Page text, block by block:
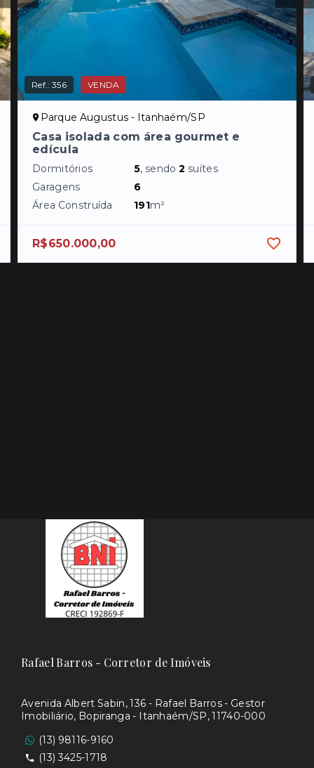
Ref.:356 VENDA
Parque Augustus - Itanhaém/SP
Casa isolada com área gourmet e
edícula
Dormitórios 5, sendo2 suítes
Garagens
6
Área Construída
191m²
R$650.000,00
Rafael Barros - Corretor de Imóveis
Avenida Albert Sabin, 136 - Rafael Barros - Gestor
Imobiliário, Bopiranga - Itanhaém/SP, 11740-000
(13) 98116-9160
(13) 3425-1718